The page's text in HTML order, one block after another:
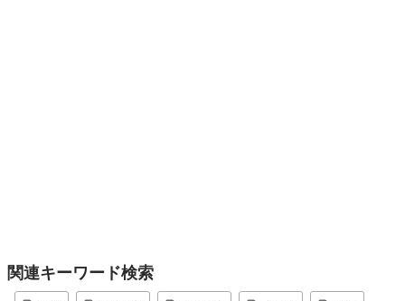
関連キーワード検索